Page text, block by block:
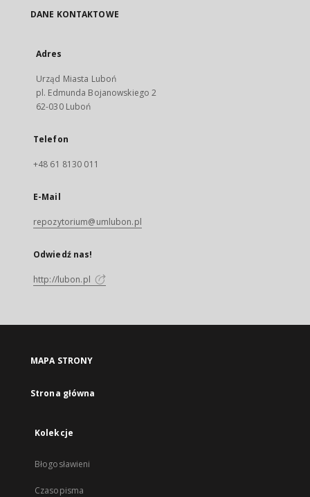
DANE KONTAKTOWE
Adres
Urząd Miasta Luboń
pl. Edmunda Bojanowskiego 2
62-030 Luboń
Telefon
+48 61 8130 011
E-Mail
repozytorium@umlubon.pl
Odwiedź nas!
http://lubon.pl
MAPA STRONY
Strona główna
Kolekcje
Błogosławieni
Czasopisma